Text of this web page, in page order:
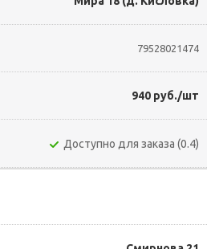
79528021474
940 руб./шт
Доступно для заказа (0.4)